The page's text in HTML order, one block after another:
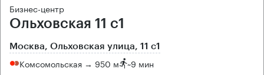
Бизнес-центр
Ольховская 11 с1
Москва, Ольховская улица, 11 с1
Комсомольская → 950 м ~9 мин